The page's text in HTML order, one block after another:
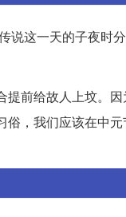
说这一天的子夜时
前给故人上坟。因
俗，我们应该在中元